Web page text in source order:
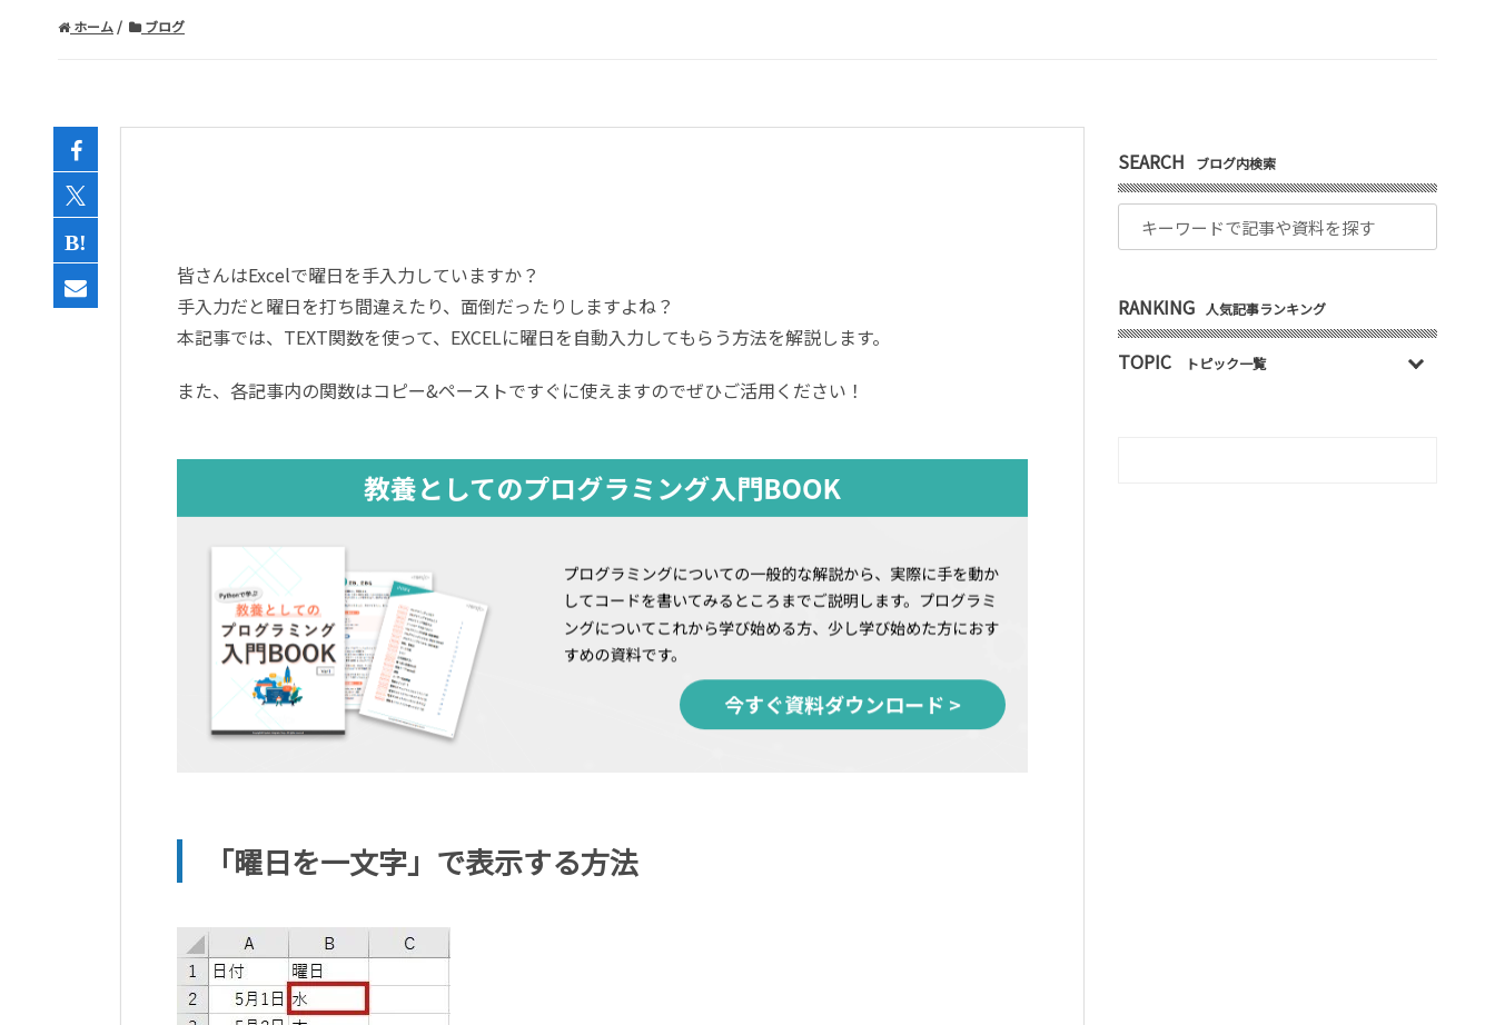
ホーム ブログ
皆さんはExcelで曜日を手入力していますか？
手入力だと曜日を打ち間違えたり、面倒だったりしますよね？
本記事では、 TEXT関数を使って、 EXCELに曜日を自動入力してもらう方法を解説します。
また、各記事内の関数はコピー&ペーストですぐに使えますのでぜひご活用ください！
「曜日を一文字」で表示する方法
SEARCH ブログ内検索
RANKING 人気記事ランキング
TOPIC トピック一覧